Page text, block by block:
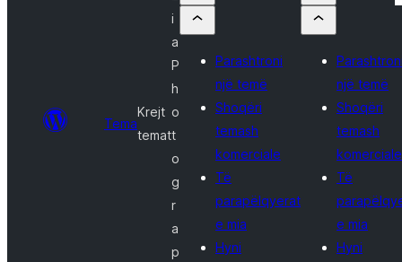
Tema
Krejt
temat
i
a
P
h
o
t
o
g
r
a
p
Parashtroni
një temë
Shoqëri
temash
komerciale
Të
parapëlqyerat
e mia
Hyni
një temë
Shoqëri
temash
komerciale
Të
e mia
Hyni